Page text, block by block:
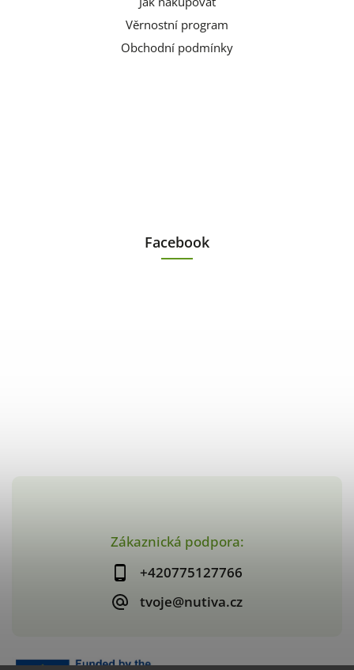
Zákaznická podpora:
+420775127766
tvoje@nutiva.cz
Věrnostní program
Obchodní podmínky
Facebook